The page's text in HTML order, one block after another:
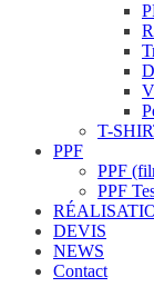
T-
PPF
PPF
PPF
DEVIS
NEWS
Contact